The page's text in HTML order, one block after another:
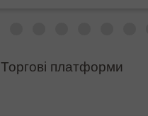
Торгові платформи